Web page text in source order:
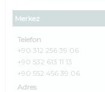
Merkez
Telefon
+90 312 256 39 06
+90 532 613 11 13
+90 552 456 39 06
Adres